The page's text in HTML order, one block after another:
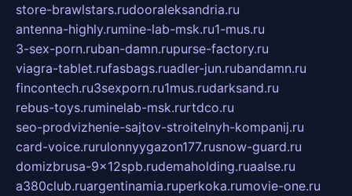
store-brawlstars.rudooraleksandria.ru
antenna-highly.rumine-lab-msk.ru1-mus.ru
3-sex-porn.ruban-damn.rupurse-factory.ru
viagra-tablet.rufasbags.ruadler-jun.rubandamn.ru
fincontech.ru3sexporn.ru1mus.rudarksand.ru
rebus-toys.ruminelab-msk.rurtdco.ru
seo-prodvizhenie-sajtov-stroitelnyh-kompanij.ru
card-voice.rurulonnyygazon177.rusnow-guard.ru
domizbrusa-9x12spb.rudemaholding.ruaalse.ru
a380club.ruargentinamia.ruperkoka.rumovie-one.ru